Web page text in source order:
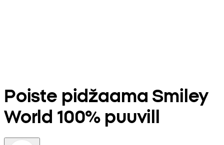
Poiste pidžaama Smiley
World 100% puuvill